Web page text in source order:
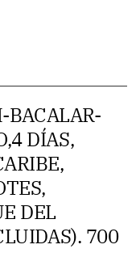
BACALAR-
DÍAS,
DEL
700